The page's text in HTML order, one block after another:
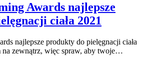
Awards najlepsze
ciała 2021
najlepsze produkty do pielęgnacji ciała
na zewnątrz, więc spraw, aby twoje…